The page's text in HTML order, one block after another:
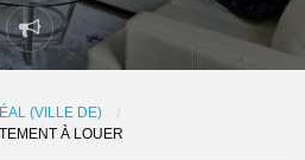
Signaler
un
problème
(VILLE DE)
À LOUER